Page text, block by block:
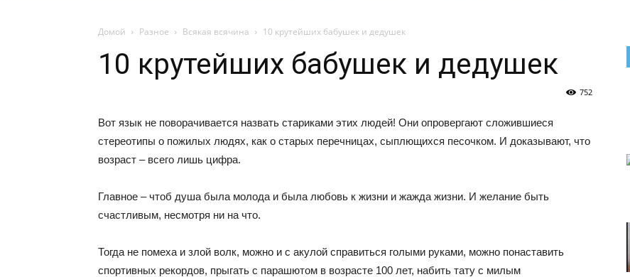
Домой Разное Всякая всячина 10 крутейших бабушек и дедушек
10 крутейших бабушек и дедушек
752
Вот язык не поворачивается назвать стариками этих людей! Они опровергают сложившиеся
стереотипы о пожилых людях, как о старых перечницах, сыплющихся песочком. И доказывают, что
возраст – всего лишь цифра.
Главное – чтоб душа была молода и была любовь к жизни и жажда жизни. И желание быть
счастливым, несмотря ни на что.
Тогда не помеха и злой волк, можно и с акулой справиться голыми руками, можно понаставить
спортивных рекордов, прыгать с парашютом в возрасте 100 лет, набить тату с милым